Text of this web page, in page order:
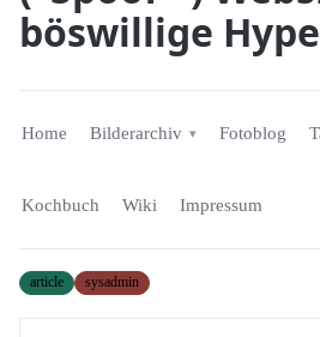
böswillige
Home Bilderarchiv Fotoblog
Kochbuch Wiki Impressum
article sysadmin